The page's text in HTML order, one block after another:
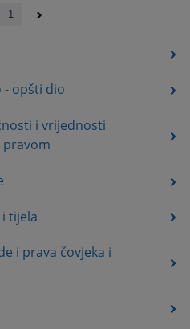
- opšti dio
i vrijednosti
tijela
i prava čovjeka i
1